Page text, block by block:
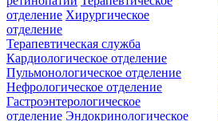
отделение Хирургическое
отделение
Терапевтическая служба
Кардиологическое отделение
Пульмонологическое отделение
Нефрологическое отделение
Гастроэнтерологическое
отделение Эндокринологическое